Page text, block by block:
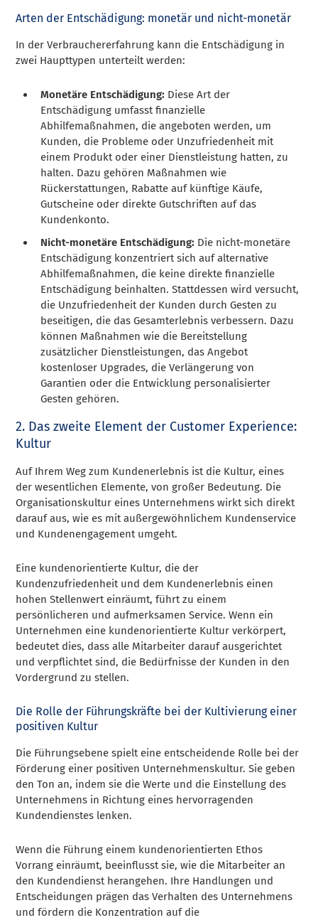
Arten der Entschädigung: monetär und nicht-monetär
In der Verbrauchererfahrung kann die Entschädigung in
zwei Haupttypen unterteilt werden:
Monetäre Entschädigung: Diese Art der
Entschädigung umfasst finanzielle
Abhilfemaßnahmen, die angeboten werden, um
Kunden, die Probleme oder Unzufriedenheit mit
einem Produkt oder einer Dienstleistung hatten, zu
halten. Dazu gehören Maßnahmen wie
Rückerstattungen, Rabatte auf künftige Käufe,
Gutscheine oder direkte Gutschriften auf das
Kundenkonto.
Nicht-monetäre Entschädigung: Die nicht-monetäre
Entschädigung konzentriert sich auf alternative
Abhilfemaßnahmen, die keine direkte finanzielle
Entschädigung beinhalten. Stattdessen wird versucht,
die Unzufriedenheit der Kunden durch Gesten zu
beseitigen, die das Gesamterlebnis verbessern. Dazu
können Maßnahmen wie die Bereitstellung
zusätzlicher Dienstleistungen, das Angebot
kostenloser Upgrades, die Verlängerung von
Garantien oder die Entwicklung personalisierter
Gesten gehören.
2. Das zweite Element der Customer Experience:
Kultur
Auf Ihrem Weg zum Kundenerlebnis ist die Kultur, eines
der wesentlichen Elemente, von großer Bedeutung. Die
Organisationskultur eines Unternehmens wirkt sich direkt
darauf aus, wie es mit außergewöhnlichem Kundenservice
und Kundenengagement umgeht.
Eine kundenorientierte Kultur, die der
Kundenzufriedenheit und dem Kundenerlebnis einen
hohen Stellenwert einräumt, führt zu einem
persönlicheren und aufmerksamen Service. Wenn ein
Unternehmen eine kundenorientierte Kultur verkörpert,
bedeutet dies, dass alle Mitarbeiter darauf ausgerichtet
und verpflichtet sind, die Bedürfnisse der Kunden in den
Vordergrund zu stellen.
Die Rolle der Führungskräfte bei der Kultivierung einer
positiven Kultur
Die Führungsebene spielt eine entscheidende Rolle bei der
Förderung einer positiven Unternehmenskultur. Sie geben
den Ton an, indem sie die Werte und die Einstellung des
Unternehmens in Richtung eines hervorragenden
Kundendienstes lenken.
Wenn die Führung einem kundenorientierten Ethos
Vorrang einräumt, beeinflusst sie, wie die Mitarbeiter an
den Kundendienst herangehen. Ihre Handlungen und
Entscheidungen prägen das Verhalten des Unternehmens
und fördern die Konzentration auf die